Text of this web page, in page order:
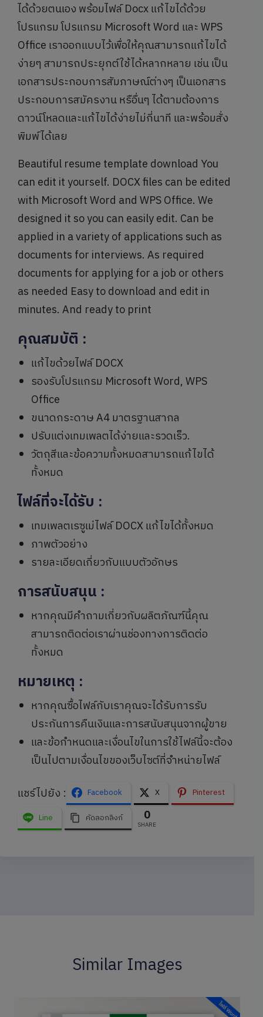
ได้ด้วยตนเอง พร้อมไฟล์ Docx แก้ไขได้ด้วย
โปรแกรม โปรแกรม Microsoft Word และ WPS
Office เราออกแบบไว้เพื่อให้คุณสามารถแก้ไขได้
ง่ายๆ สามารถประยุกต์ใช้ได้หลากหลาย เช่น เป็น
เอกสารประกอบการสัมภาษณ์ต่างๆ เป็นเอกสาร
ประกอบการสมัครงาน หรือื่นๆ ได้ตามต้องการ
ดาวน์โหลดและแก้ไขได้ง่ายไม่กี่นาที และพร้อมสั่ง
พิมพ์ได้เลย
Beautiful resume template download You
can edit it yourself. DOCX files can be edited
with Microsoft Word and WPS Office. We
designed it so you can easily edit. Can be
applied in a variety of applications such as
documents for interviews. As required
documents for applying for a job or others
as needed Easy to download and edit in
minutes. And ready to print
คุณสมบัติ :
แก้ไขด้วยไฟล์ DOCX
รองรับโปรแกรม Microsoft Word, WPS
Office
ขนาดกระดาษ A4 มาตรฐานสากล
ปรับแต่งเทมเพลตได้ง่ายและรวดเร็ว.
วัตถุสีและข้อความทั้งหมดสามารถแก้ไขได้
ทั้งหมด
ไฟล์ที่จะได้รับ :
เทมเพลตเรซูเม่ไฟล์ DOCX แก้ไขได้ทั้งหมด
ภาพตัวอย่าง
รายละเอียดเกี่ยวกับแบบตัวอักษร
การสนับสนุน :
หากคุณมีคำถามเกี่ยวกับผลิตภัณฑ์นี้คุณ
สามารถติดต่อเราผ่านช่องทางการติดต่อ
ทั้งหมด
หมายเหตุ :
หากคุณซื้อไฟล์กับเราคุณจะได้รับการรับ
ประกันการคืนเงินและการสนับสนุนจากผู้ขาย
และข้อกำหนดและเงื่อนไขในการใช้ไฟล์นี้จะต้อง
เป็นไปตามเงื่อนไขของเว็บไซต์ที่จำหน่ายไฟล์
แชร์ไปยัง :
Facebook X
Pinterest
Line
คัดลอกลิงก์ 0
SHARE
Similar Images